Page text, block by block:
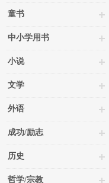
童书
中小学用书
小说
文学
外语
成功/励志
历史
哲学/宗教